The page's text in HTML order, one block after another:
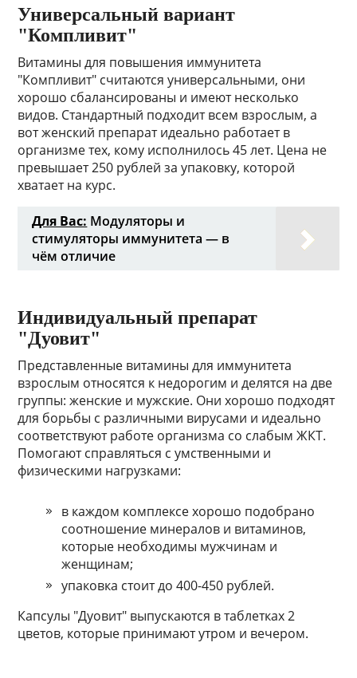
Универсальный вариант
"Компливит"
Витамины для повышения иммунитета
"Компливит" считаются универсальными, они
хорошо сбалансированы и имеют несколько
видов. Стандартный подходит всем взрослым, а
вот женский препарат идеально работает в
организме тех, кому исполнилось 45 лет. Цена не
превышает 250 рублей за упаковку, которой
хватает на курс.
Для Вас: Модуляторы и
стимуляторы иммунитета — в
чём отличие
Индивидуальный препарат
"Дуовит"
Представленные витамины для иммунитета
взрослым относятся к недорогим и делятся на две
группы: женские и мужские. Они хорошо подходят
для борьбы с различными вирусами и идеально
соответствуют работе организма со слабым ЖКТ.
Помогают справляться с умственными и
физическими нагрузками:
в каждом комплексе хорошо подобрано
соотношение минералов и витаминов,
которые необходимы мужчинам и
женщинам;
упаковка стоит до 400-450 рублей.
Капсулы "Дуовит" выпускаются в таблетках 2
цветов, которые принимают утром и вечером.